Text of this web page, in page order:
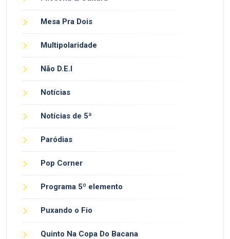
Mesa Pra Dois
Multipolaridade
Não D.E.I
Notícias
Notícias de 5ª
Paródias
Pop Corner
Programa 5º elemento
Puxando o Fio
Quinto Na Copa Do Bacana